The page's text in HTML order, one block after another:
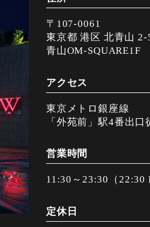
〒107-0061
東京都 港区 北青山 2-
青山OM-SQUARE1F
アクセス
東京メトロ銀座線
「外苑前」駅4番出口
営業時間
11:30～23:30（22:30
定休日